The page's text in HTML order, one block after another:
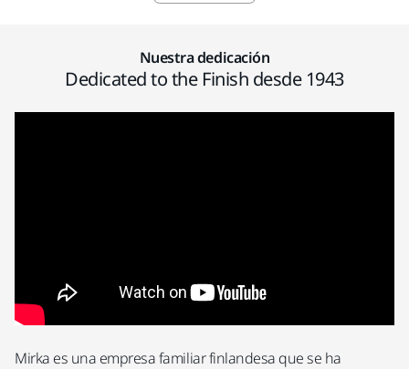
Nuestra dedicación
Dedicated to the Finish desde 1943
Mirka es una empresa familiar finlandesa que se ha